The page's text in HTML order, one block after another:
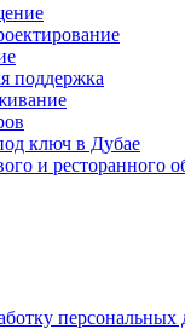
поддержка
ключ в Дубае
и ресторанного
персональных